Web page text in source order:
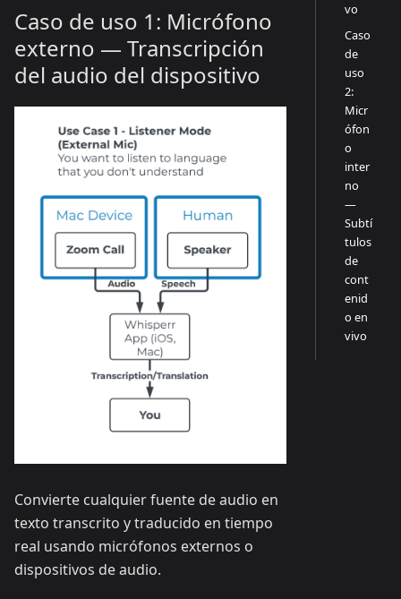
Caso de uso 1: Micrófono
externo — Transcripción
del audio del dispositivo
Convierte cualquier fuente de audio en
texto transcrito y traducido en tiempo
real usando micrófonos externos o
dispositivos de audio.
vo
Caso
de
uso
2:
Micr
ófon
o
inter
no
—
Subtí
tulos
de
cont
enid
o en
vivo